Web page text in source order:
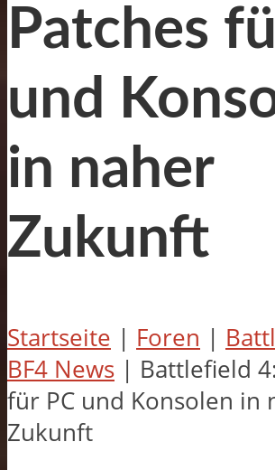
Patches
und
in naher
Zukunft
Startseite | Foren |
BF4 News | Battlefield
für PC und Konsolen in
Zukunft